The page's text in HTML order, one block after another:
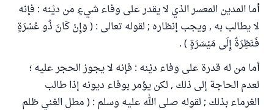
أما المدين المعسر الذي لا يقدر على وفاء شيءٍ من ديْنه : فإنه
لا يطالب به , ويجب إنظاره ; لقوله تعالى : ( وَإِنْ كَانَ ذُو عُسْرَةٍ
فَنَظِرَةٌ إِلَى مَيْسَرَةٍ ) .
أما من له قدرة على وفاء ديْنه : فإنه لا يجوز الحجر عليه ؛
لعدم الحاجة إلى ذلك , لكن يؤمر بوفاء ديونه إذا طالب
الغرماء بذلك ; لقوله صلى الله عليه وسلم : ( مطل الغني ظلم